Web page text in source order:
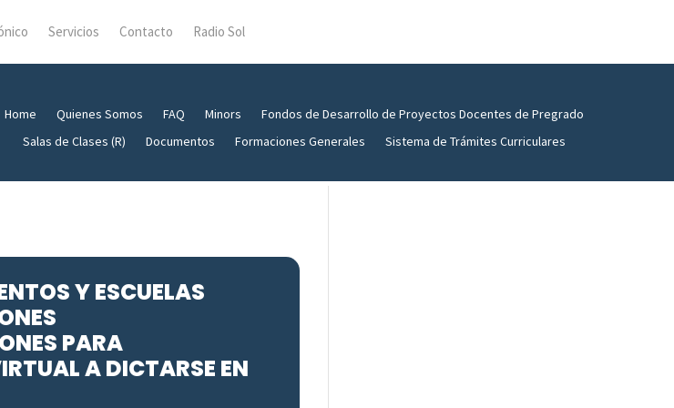
Servicios Contacto Radio Sol
Home Quienes Somos FAQ Minors
Fondos de Desarrollo de Proyectos Docentes de Pregrado
Salas de Clases (R)
Documentos Formaciones Generales Sistema de Trámites Curriculares
Y ESCUELAS
PARA
A DICTARSE EN